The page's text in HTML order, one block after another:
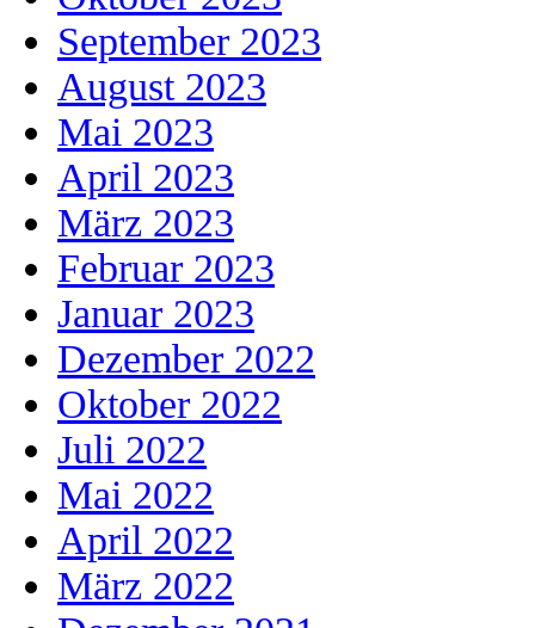
September 2023
August 2023
Mai 2023
April 2023
März 2023
Februar 2023
Januar 2023
Dezember 2022
Oktober 2022
Juli 2022
Mai 2022
April 2022
März 2022